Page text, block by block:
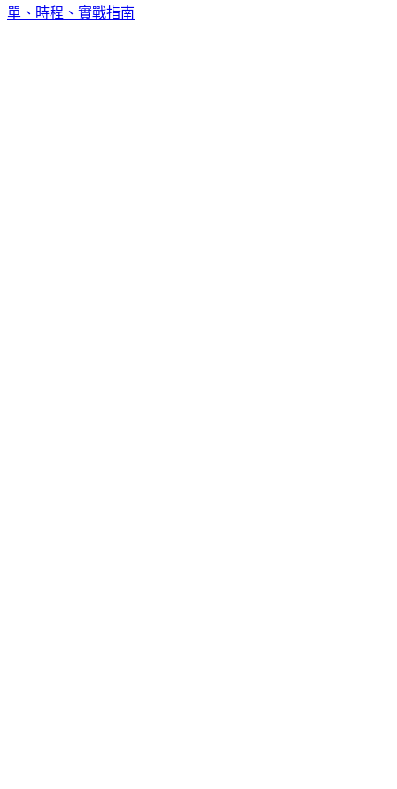
單、時程、實戰指南